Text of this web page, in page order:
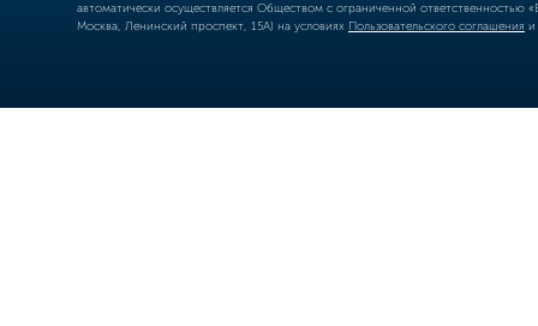
автоматически осуществляется Обществом с ограниченной
Москва, Ленинский проспект, 15А) на условиях Пользовательского соглашения и